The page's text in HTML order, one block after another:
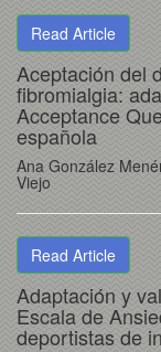
Read Article
Aceptación del
fibromialgia:
Acceptance
española
Ana González
Viejo
Read Article
Adaptación y
Escala de
deportistas de